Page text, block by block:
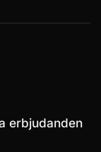
erbjudanden